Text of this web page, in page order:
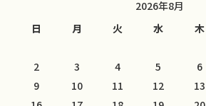
2026年8月
日
月 火 水 木
2
3 4 5 6
9
10 11 12 13